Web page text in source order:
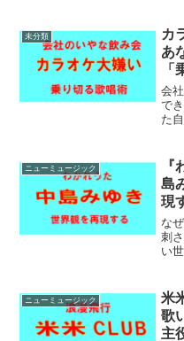
を
し
未分類
カ
あ
会
で
た
ん
の
ニューミュージック
島
現
な
刺
い
で
め
ニューミュージック
米
歌
主